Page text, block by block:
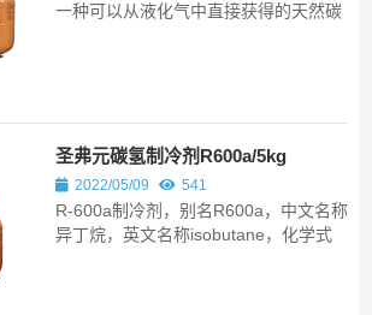
一种可以从液化气中直接获得的天然碳
的GWP值接近0，对温室效应没有影
响。
圣弗元碳氢制冷剂R600a/5kg
2022/05/09 541
R-600a制冷剂，别名R600a，中文名称
异丁烷，英文名称isobutane，化学式